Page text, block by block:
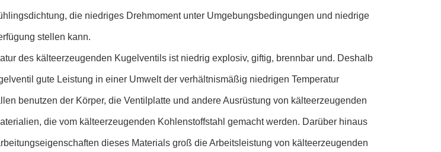
die niedriges Drehmoment unter Umgebungsbedingungen und niedrige
stellen kann.
des kälteerzeugenden Kugelventils ist niedrig explosiv, giftig, brennbar und. Deshalb
gute Leistung in einer Umwelt der verhältnismäßig niedrigen Temperatur
benutzen der Körper, die Ventilplatte und andere Ausrüstung von kälteerzeugenden
die vom kälteerzeugenden Kohlenstoffstahl gemacht werden. Darüber hinaus
dieses Materials groß die Arbeitsleistung von kälteerzeugenden